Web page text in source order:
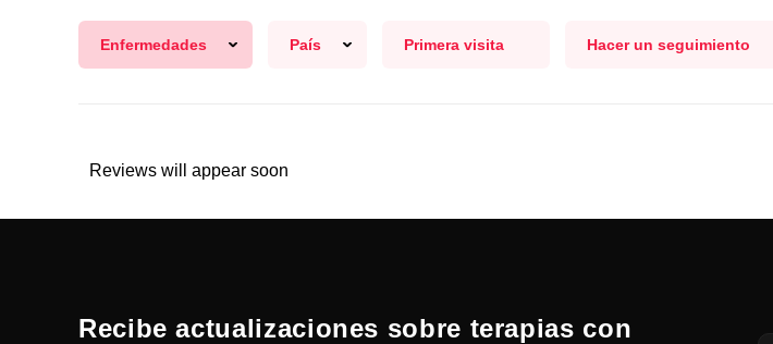
Enfermedades País Primera visita Hacer un seguimiento
Reviews will appear soon
Recibe actualizaciones sobre terapias con